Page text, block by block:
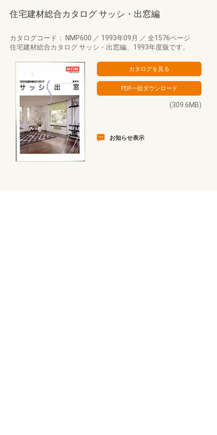
住宅建材総合カタログ サッシ・出窓編
カタログコード： NMP600 ／ 1993年09月 ／ 全1576ページ
住宅建材総合カタログ サッシ・出窓編、1993年度版です。
(309.6MB)
お知らせ表示